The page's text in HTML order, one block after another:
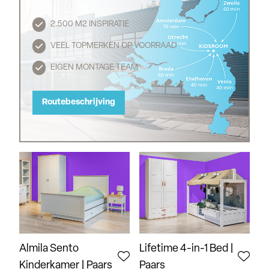
2.500 M2 INSPIRATIE
VEEL TOPMERKEN OP VOORRAAD
EIGEN MONTAGE TEAM
Routebeschrijving
Routebeschrijving
Almila Sento
Kinderkamer | Paars
Lifetime 4-in-1 Bed |
Paars